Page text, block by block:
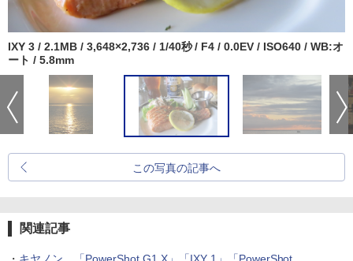
IXY 3 / 2.1MB / 3,648×2,736 / 1/40秒 / F4 / 0.0EV / ISO640 / WB:オ
ート / 5.8mm
この写真の記事へ
関連記事